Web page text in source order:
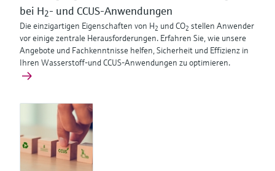
bei H2- und CCUS-Anwendungen
Die einzigartigen Eigenschaften von H2 und CO2 stellen Anwender
vor einige zentrale Herausforderungen. Erfahren Sie, wie unsere
Angebote und Fachkenntnisse helfen, Sicherheit und Effizienz in
Ihren Wasserstoff-und CCUS-Anwendungen zu optimieren.